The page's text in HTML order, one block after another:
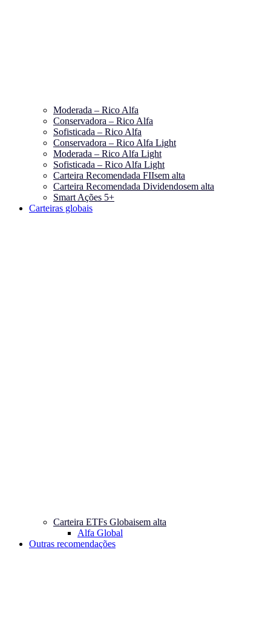
Moderada – Rico Alfa
Conservadora – Rico Alfa
Sofisticada – Rico Alfa
Conservadora – Rico Alfa Light
Moderada – Rico Alfa Light
Sofisticada – Rico Alfa Light
Carteira Recomendada FIIsem alta
Carteira Recomendada Dividendosem alta
Smart Ações 5+
Carteiras globais
Carteira ETFs Globaisem alta
Alfa Global
Outras recomendações